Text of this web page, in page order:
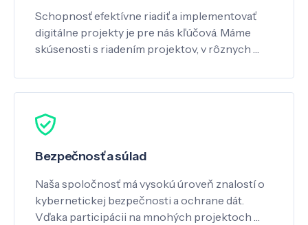
Schopnosť efektívne riadiť a implementovať
digitálne projekty je pre nás kľúčová. Máme
skúsenosti s riadením projektov, v rôznych …
Bezpečnosť a súlad
Naša spoločnosť má vysokú úroveň znalostí o
kybernetickej bezpečnosti a ochrane dát.
Vďaka participácii na mnohých projektoch …